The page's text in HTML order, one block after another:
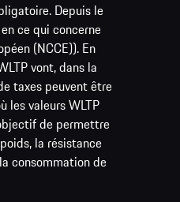
Depuis le
ce qui concerne
(NCCE)). En
vont, dans la
taxes peuvent être
les valeurs WLTP
de permettre
la résistance
consommation de